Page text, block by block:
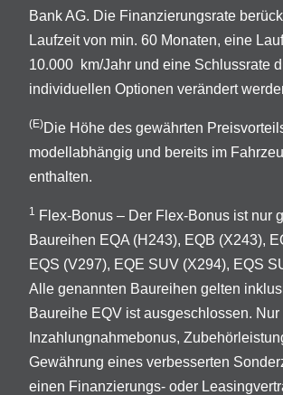
Bank AG. Die Finanzierungsrate
Laufzeit von min. 60 Monaten, eine
10.000 km/Jahr und eine Schlussrate
individuellen Optionen verändert
(E)Die Höhe des gewährten
modellabhängig und bereits im
enthalten.
1
Flex-Bonus – Der Flex-Bonus ist nur
Baureihen EQA (H243), EQB (X243),
EQS (V297), EQE SUV (X294), EQS
Alle genannten Baureihen gelten
Baureihe EQV ist ausgeschlossen. Nur
Inzahlungnahmebonus,
Gewährung eines verbesserten
einen Finanzierungs- oder